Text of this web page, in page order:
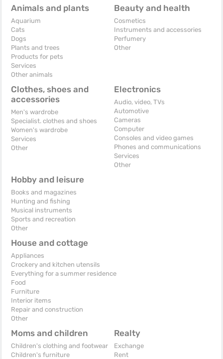
Animals and plants
Aquarium
Cats
Dogs
Plants and trees
Products for pets
Services
Other animals
Beauty and health
Cosmetics
Instruments and accessories
Perfumery
Other
Clothes, shoes and
accessories
Men's wardrobe
Specialist. clothes and shoes
Women's wardrobe
Services
Other
Electronics
Audio, video, TVs
Automotive
Cameras
Computer
Consoles and video games
Phones and communications
Services
Other
Hobby and leisure
Books and magazines
Hunting and fishing
Musical instruments
Sports and recreation
Other
House and cottage
Appliances
Crockery and kitchen utensils
Everything for a summer residence
Food
Furniture
Interior items
Repair and construction
Other
Moms and children
Children's clothing and footwear
Children's furniture
Realty
Exchange
Rent